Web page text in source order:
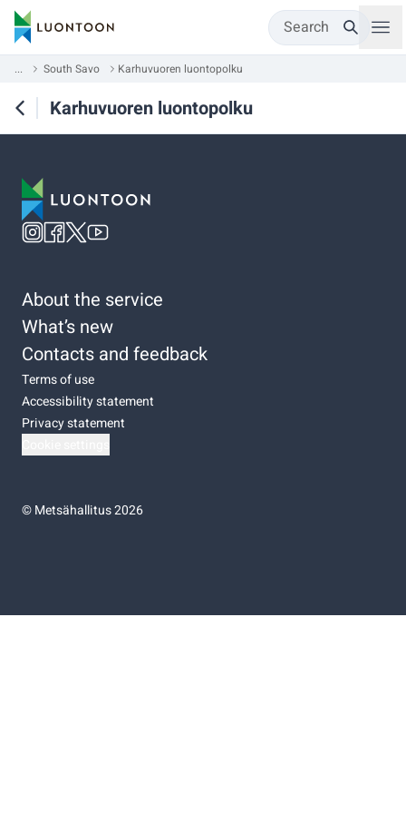
Search
... South Savo Karhuvuoren luontopolku
Karhuvuoren luontopolku
About the service
What’s new
Contacts and feedback
Terms of use
Accessibility statement
Privacy statement
©Metsähallitus 2026